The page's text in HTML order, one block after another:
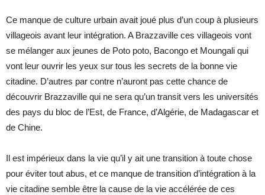
Ce manque de culture urbain avait joué plus d’un coup à plusieurs
villageois avant leur intégration. A Brazzaville ces villageois vont
se mélanger aux jeunes de Poto poto, Bacongo et Moungali qui
vont leur ouvrir les yeux sur tous les secrets de la bonne vie
citadine. D’autres par contre n’auront pas cette chance de
découvrir Brazzaville qui ne sera qu’un transit vers les universités
des pays du bloc de l’Est, de France, d’Algérie, de Madagascar et
de Chine.
Il est impérieux dans la vie qu’il y ait une transition à toute chose
pour éviter tout abus, et ce manque de transition d’intégration à la
vie citadine semble être la cause de la vie accélérée de ces